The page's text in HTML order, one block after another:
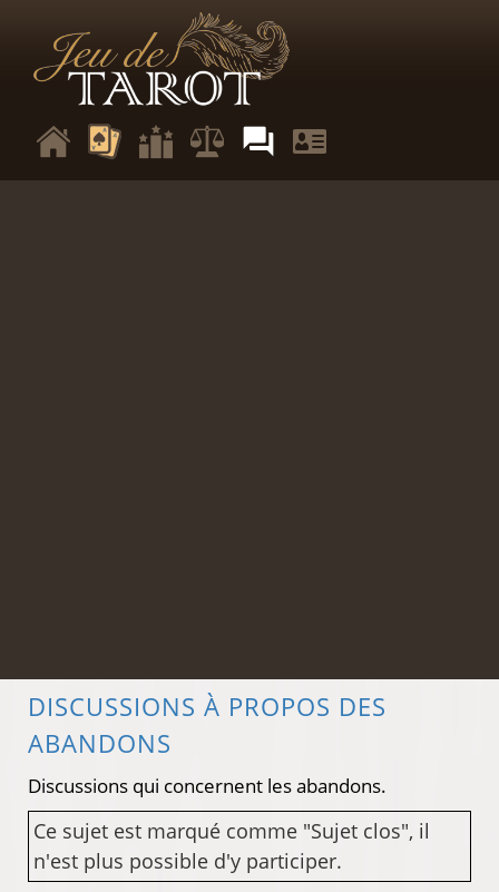
DISCUSSIONS À PROPOS DES
ABANDONS
Discussions qui concernent les abandons.
Ce sujet est marqué comme "Sujet clos", il
n'est plus possible d'y participer.